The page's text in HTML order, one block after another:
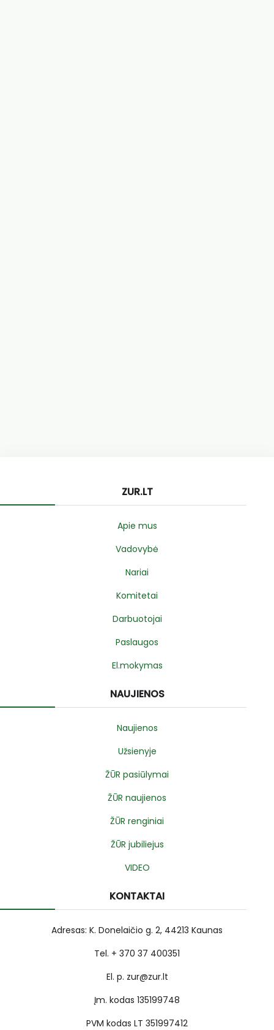
ZUR.LT
Apie mus
Vadovybė
Nariai
Komitetai
Darbuotojai
Paslaugos
El.mokymas
NAUJIENOS
Naujienos
Užsienyje
ŽŪR pasiūlymai
ŽŪR naujienos
ŽŪR renginiai
ŽŪR jubiliejus
VIDEO
KONTAKTAI
Adresas: K. Donelaičio g. 2, 44213 Kaunas
Tel. + 370 37 400351
El. p. zur@zur.lt
Įm. kodas 135199748
PVM kodas LT 351997412